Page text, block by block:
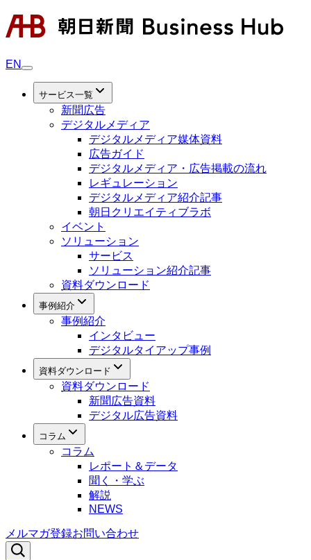
EN
サービス一覧
新聞広告
デジタルメディア
デジタルメディア媒体資料
広告ガイド
デジタルメディア・広告掲載の流れ
レギュレーション
デジタルメディア紹介記事
朝日クリエイティブラボ
イベント
ソリューション
サービス
ソリューション紹介記事
資料ダウンロード
事例紹介
事例紹介
インタビュー
デジタルタイアップ事例
資料ダウンロード
資料ダウンロード
新聞広告資料
デジタル広告資料
コラム
コラム
レポート＆データ
聞く・学ぶ
解説
NEWS
メルマガ登録お問い合わせ